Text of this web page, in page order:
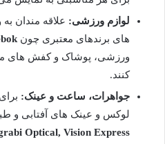
لوازم ورزشی: علاقه مندان
های برندهای معتبری چون
ورزشی، پوشاک و کفش های
کنند.
جواهرات، ساعت و عینک:
لوکس و عینک های آفتابی و
Optical, Vision Express